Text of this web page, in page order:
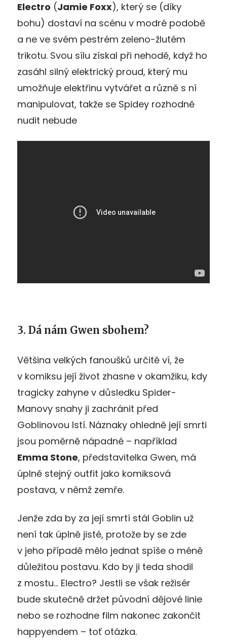
Electro (Jamie Foxx), který se (díky
bohu) dostaví na scénu v modré podobě
a ne ve svém pestrém zeleno-žlutém
trikotu. Svou sílu získal při nehodě, když ho
zasáhl silný elektrický proud, který mu
umožňuje elektřinu vytvářet a různě s ní
manipulovat, takže se Spidey rozhodně
nudit nebude
3. Dá nám Gwen sbohem?
Většina velkých fanoušků určitě ví, že
v komiksu její život zhasne v okamžiku, kdy
tragicky zahyne v důsledku Spider-
Manovy snahy ji zachránit před
Goblinovou lstí. Náznaky ohledně její smrti
jsou poměrně nápadné – například
Emma Stone, představitelka Gwen, má
úplně stejný outfit jako komiksová
postava, v němž zemře.
Jenže zda by za její smrtí stál Goblin už
není tak úplně jisté, protože by se zde
v jeho případě mělo jednat spíše o méně
důležitou postavu. Kdo by ji teda shodil
z mostu… Electro? Jestli se však režisér
bude skutečně držet původní dějové linie
nebo se rozhodne film nakonec zakončit
happyendem – toť otázka.